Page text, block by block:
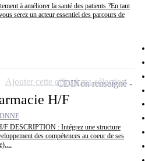
à améliorer la santé des patients ?En tant
serez un acteur essentiel des parcours de
H/F
F DESCRIPTION : Intégrez une structure
des compétences au coeur de ses
CDINon renseigné
Ajouter cette offre à ma sélection